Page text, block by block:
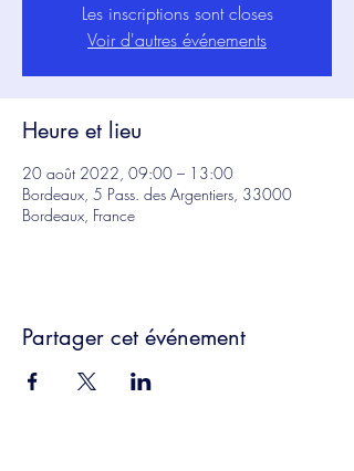
Les inscriptions sont closes
Voir d'autres événements
Heure et lieu
20 août 2022, 09:00 – 13:00
Bordeaux, 5 Pass. des Argentiers, 33000
Bordeaux, France
Partager cet événement